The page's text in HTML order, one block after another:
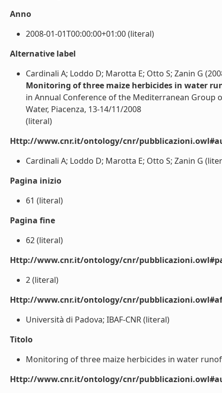
Anno
2008-01-01T00:00:00+01:00 (literal)
Alternative label
Cardinali A; Loddo D; Marotta E; Otto S; Zanin G
Monitoring of three maize herbicides in water
in Annual Conference of the Mediterranean Group
Water, Piacenza, 13-14/11/2008
(literal)
Http://www.cnr.it/ontology/cnr/
Cardinali A; Loddo D; Marotta E; Otto S; Zanin G
Pagina inizio
61 (literal)
Pagina fine
62 (literal)
Http://www.cnr.it/ontology/cnr/
2 (literal)
Http://www.cnr.it/ontology/cnr/
Università di Padova; IBAF-CNR (literal)
Titolo
Monitoring of three maize herbicides in water
Http://www.cnr.it/ontology/cnr/